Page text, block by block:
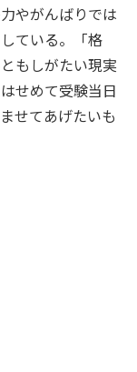
やがんばりでは
ている。「格
もしがたい現実
せめて受験当日
せてあげたいも